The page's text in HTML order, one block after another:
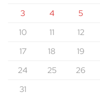
3
4 5
10
11 12
17
18 19
24
25 26
31